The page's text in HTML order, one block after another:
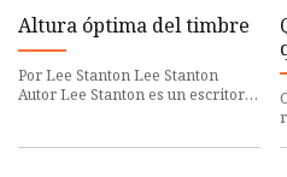
Altura óptima del timbre
Por Lee Stanton Lee Stanton
Autor Lee Stanton es un escritor